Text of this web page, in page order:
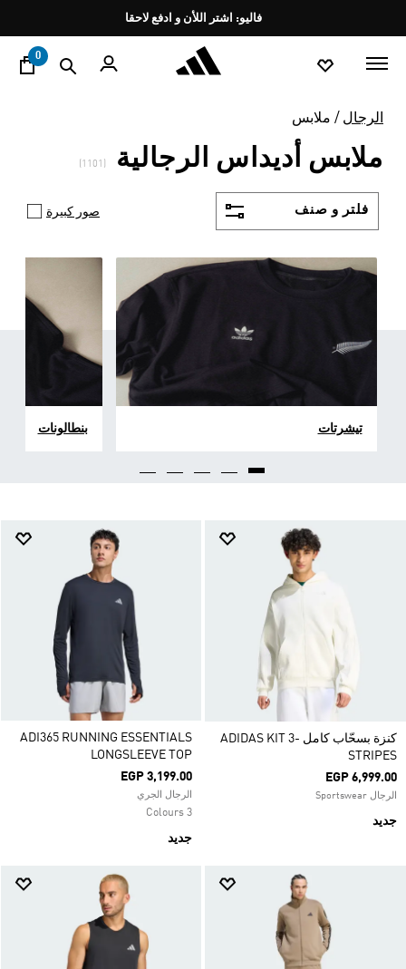
Pause
promotion
rotation
0
الرجال ملابس
ملابس أديداس الرجالية
فلتر و صنف صور كبيرة
تيشرتات بنطالونات
كنزة بسحّاب كامل ADIDAS KIT 3-
STRIPES
EGP 6,999.00
الرجال Sportswear
جديد
ADI365 RUNNING ESSENTIALS
LONGSLEEVE TOP
EGP 3,199.00
الرجال الجري
3 Colours
جديد